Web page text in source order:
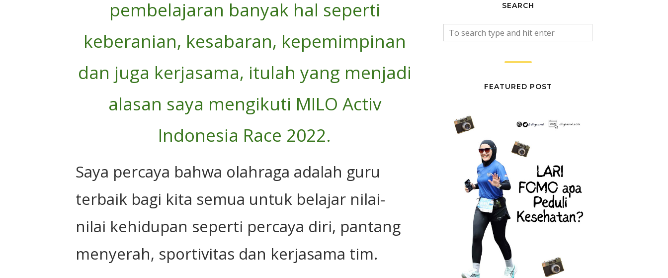
pembelajaran banyak hal seperti
keberanian, kesabaran, kepemimpinan
dan juga kerjasama, itulah yang menjadi
alasan saya mengikuti MILO Activ
Indonesia Race 2022.
Saya percaya bahwa olahraga adalah guru
terbaik bagi kita semua untuk belajar nilai-
nilai kehidupan seperti percaya diri, pantang
menyerah, sportivitas dan kerjasama tim.
SEARCH
FEATURED POST